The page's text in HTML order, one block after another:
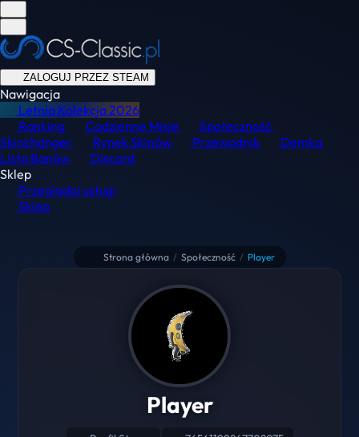
ZALOGUJ PRZEZ STEAM
Nawigacja
Letnia Kolekcja2026
Ranking
Codzienne Misje
Społeczność
Skinchanger
Rynek Skinów Przewodnik
Demka
Lista Banów
Discord
Sklep
Przeglądaj usługi
Sklep
Strona główna / Społeczność / Player
Player